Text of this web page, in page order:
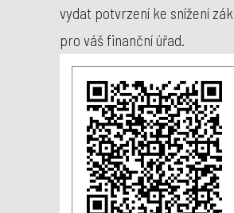
vydat potvrzení ke snížení
pro váš finanční úřad.